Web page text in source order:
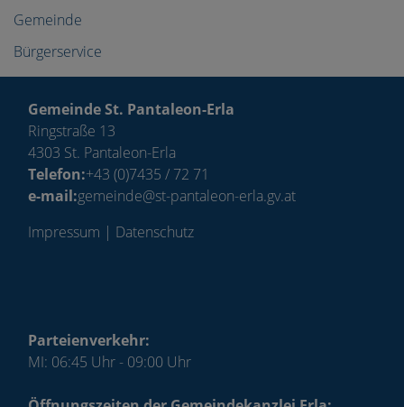
Gemeinde
Bürgerservice
Gemeinde St. Pantaleon-Erla
Ringstraße 13
4303 St. Pantaleon-Erla
Telefon:+43 (0)7435 / 72 71
e-mail:gemeinde@st-pantaleon-erla.gv.at
Impressum | Datenschutz
Parteienverkehr:
MI: 06:45 Uhr - 09:00 Uhr